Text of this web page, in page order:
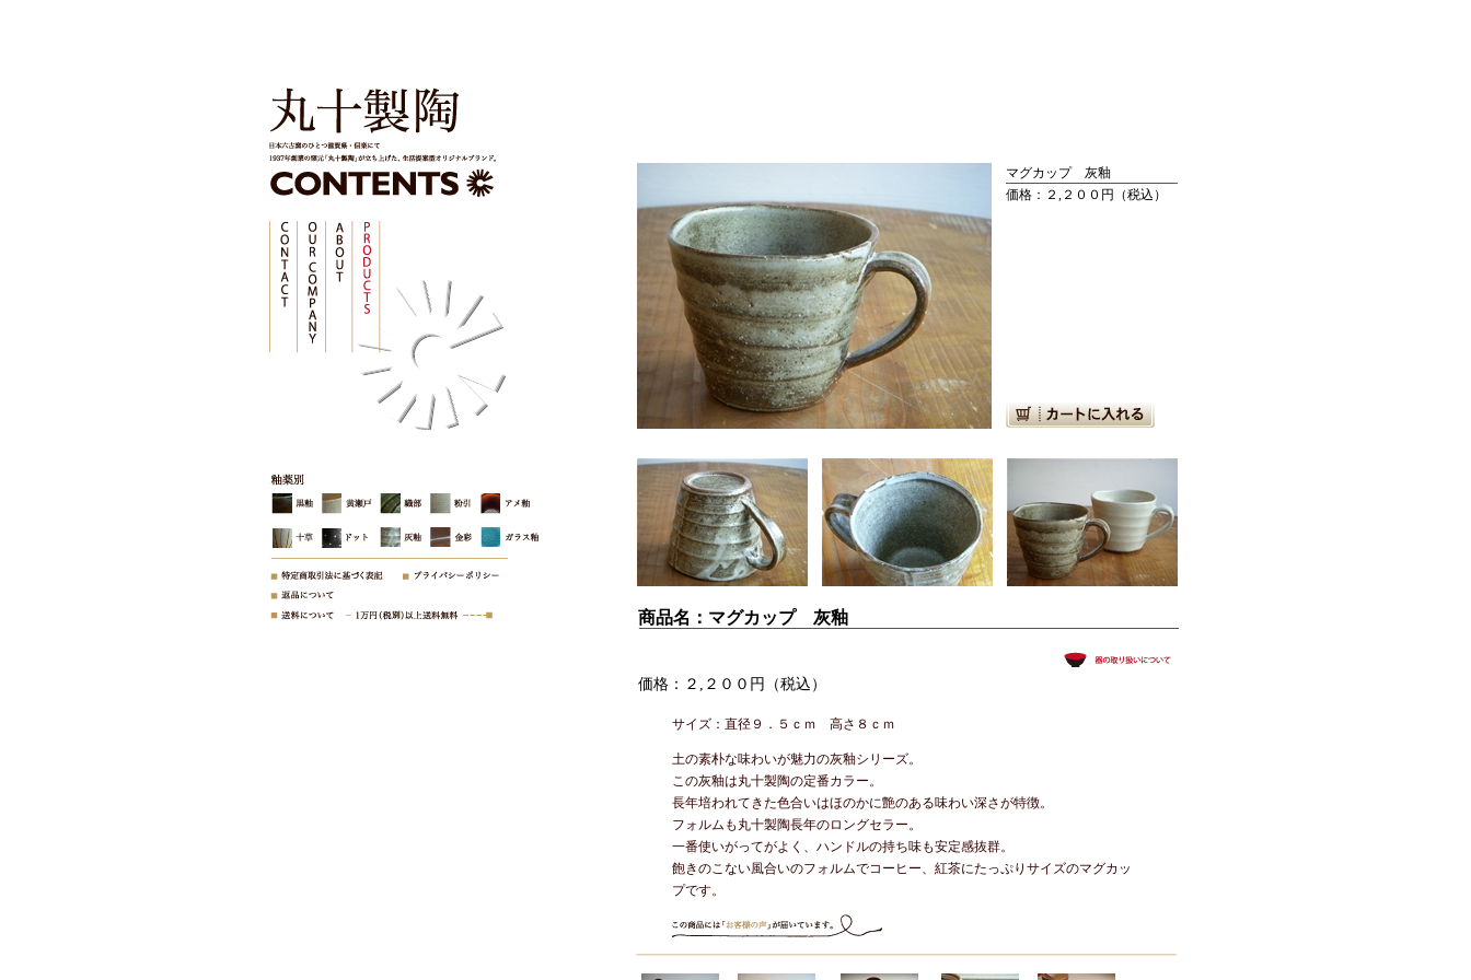
マグカップ 灰釉
価格：２,２００円（税込）
商品名：マグカップ 灰釉
価格：２,２００円（税込）
サイズ：直径９．５ｃｍ 高さ８ｃｍ
土の素朴な味わいが魅力の灰釉シリーズ。
この灰釉は丸十製陶の定番カラー。
長年培われてきた色合いはほのかに艶のある味わい深さが特徴。
フォルムも丸十製陶長年のロングセラー。
一番使いがってがよく、ハンドルの持ち味も安定感抜群。
飽きのこない風合いのフォルムでコーヒー、紅茶にたっぷりサイズのマグカッ
プです。